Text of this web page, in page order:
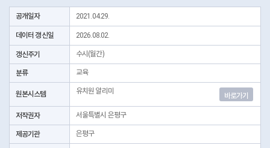
공개일자 2021.04.29.
데이터 갱신일 2026.08.02.
갱신주기 수시(월간)
분류 교육
원본시스템 유치원 알리미
바로가기
저작권자 서울특별시 은평구
제공기관 은평구